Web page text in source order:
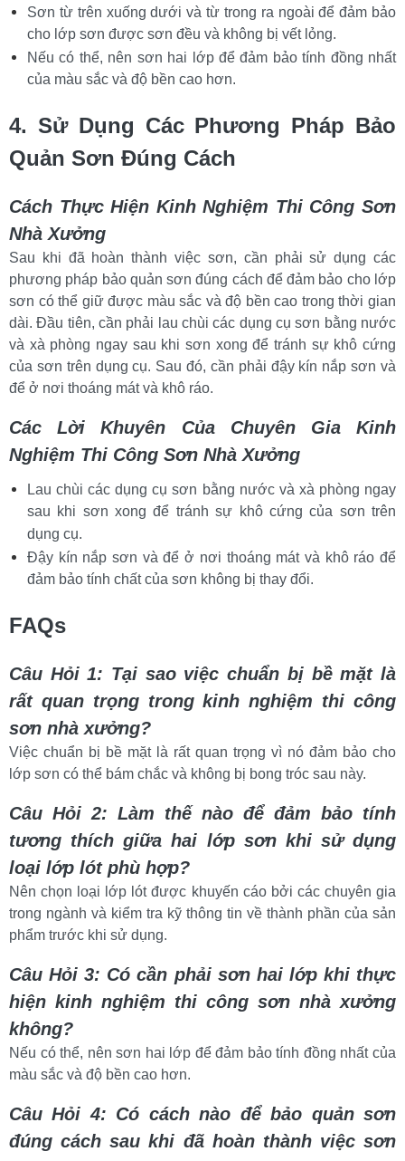
Sơn từ trên xuống dưới và từ trong ra ngoài để đảm bảo
cho lớp sơn được sơn đều và không bị vết lỏng.
Nếu có thể, nên sơn hai lớp để đảm bảo tính đồng nhất
của màu sắc và độ bền cao hơn.
4. Sử Dụng Các Phương Pháp Bảo
Quản Sơn Đúng Cách
Cách Thực Hiện Kinh Nghiệm Thi Công Sơn
Nhà Xưởng
Sau khi đã hoàn thành việc sơn, cần phải sử dụng các
phương pháp bảo quản sơn đúng cách để đảm bảo cho lớp
sơn có thể giữ được màu sắc và độ bền cao trong thời gian
dài. Đầu tiên, cần phải lau chùi các dụng cụ sơn bằng nước
và xà phòng ngay sau khi sơn xong để tránh sự khô cứng
của sơn trên dụng cụ. Sau đó, cần phải đậy kín nắp sơn và
để ở nơi thoáng mát và khô ráo.
Các Lời Khuyên Của Chuyên Gia Kinh
Nghiệm Thi Công Sơn Nhà Xưởng
Lau chùi các dụng cụ sơn bằng nước và xà phòng ngay
sau khi sơn xong để tránh sự khô cứng của sơn trên
dụng cụ.
Đậy kín nắp sơn và để ở nơi thoáng mát và khô ráo để
đảm bảo tính chất của sơn không bị thay đổi.
FAQs
Câu Hỏi 1: Tại sao việc chuẩn bị bề mặt là
rất quan trọng trong kinh nghiệm thi công
sơn nhà xưởng?
Việc chuẩn bị bề mặt là rất quan trọng vì nó đảm bảo cho
lớp sơn có thể bám chắc và không bị bong tróc sau này.
Câu Hỏi 2: Làm thế nào để đảm bảo tính
tương thích giữa hai lớp sơn khi sử dụng
loại lớp lót phù hợp?
Nên chọn loại lớp lót được khuyến cáo bởi các chuyên gia
trong ngành và kiểm tra kỹ thông tin về thành phần của sản
phẩm trước khi sử dụng.
Câu Hỏi 3: Có cần phải sơn hai lớp khi thực
hiện kinh nghiệm thi công sơn nhà xưởng
không?
Nếu có thể, nên sơn hai lớp để đảm bảo tính đồng nhất của
màu sắc và độ bền cao hơn.
Câu Hỏi 4: Có cách nào để bảo quản sơn
đúng cách sau khi đã hoàn thành việc sơn